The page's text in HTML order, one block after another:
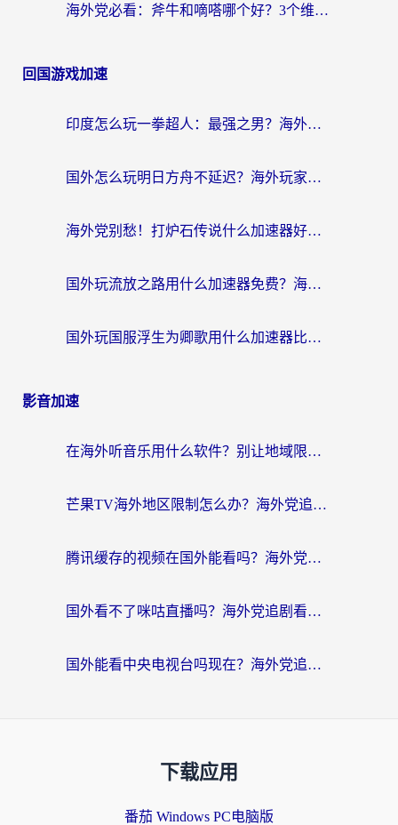
海外党必看：斧牛和嘀嗒哪个好？3个维度教你选对回国加速器
回国游戏加速
印度怎么玩一拳超人：最强之男？海外党国服游戏加速避坑指南
国外怎么玩明日方舟不延迟？海外玩家国服游戏加速终极指南（附DNF梦幻诛仙解决方案）
海外党别愁！打炉石传说什么加速器好用？3个实用技巧解决国服游戏卡顿
国外玩流放之路用什么加速器免费？海外党亲测有效的国服游戏加速指南
国外玩国服浮生为卿歌用什么加速器比较好？海外党亲测不踩坑指南
影音加速
在海外听音乐用什么软件？别让地域限制断了你的华语歌单
芒果TV海外地区限制怎么办？海外党追剧看片的实用加速器选择指南
腾讯缓存的视频在国外能看吗？海外党追剧看片的终极解决方案
国外看不了咪咕直播吗？海外党追剧看片的加速器选择指南
国外能看中央电视台吗现在？海外党追剧看央视的实用指南
下载应用
番茄 Windows PC电脑版